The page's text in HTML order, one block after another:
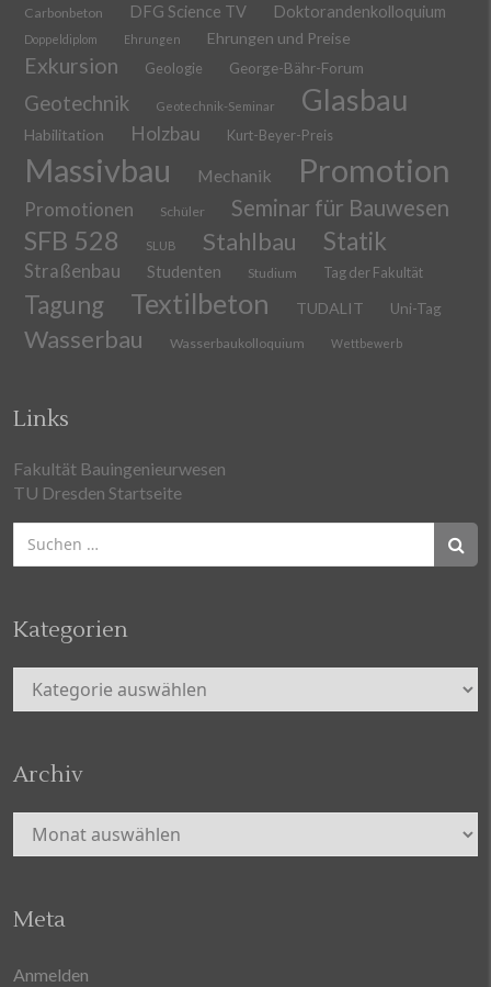
Carbonbeton DFG Science TV Doktorandenkolloquium
Doppeldiplom Ehrungen Ehrungen und Preise
Exkursion Geologie George-Bähr-Forum
Geotechnik Geotechnik-Seminar Glasbau
Habilitation Holzbau Kurt-Beyer-Preis
Massivbau Mechanik Promotion
Promotionen Schüler Seminar für Bauwesen
SFB 528 SLUB Stahlbau Statik
Straßenbau Studenten Studium Tag der Fakultät
Tagung Textilbeton TUDALIT Uni-Tag
Wasserbau Wasserbaukolloquium Wettbewerb
Links
Fakultät Bauingenieurwesen
TU Dresden Startseite
Suchen
nach:
Kategorien
Kategorien
Archiv
Archiv
Meta
Anmelden